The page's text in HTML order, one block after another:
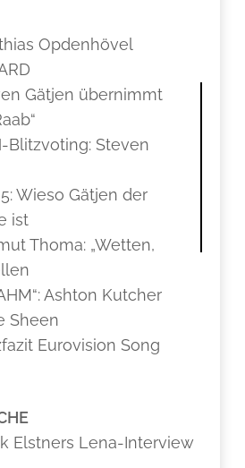
Opdenhövel
Gätjen übernimmt
Blitzvoting: Steven
Wieso Gätjen der
ist
Thoma: „Wetten,
Ashton Kutcher
Sheen
Eurovision Song
Elstners Lena-Interview